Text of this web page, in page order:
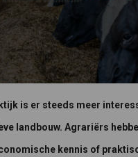
is er steeds meer
landbouw. Agrariërs
kennis of